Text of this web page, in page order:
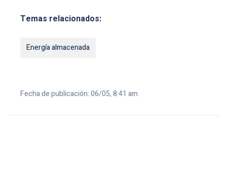
Temas relacionados:
Energía almacenada
Fecha de publicación: 06/05, 8:41 am